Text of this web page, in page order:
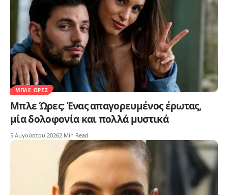
ΜΠΛΕ ΏΡΕΣ
Μπλε Ώρες: Ένας απαγορευμένος έρωτας,
μία δολοφονία και πολλά μυστικά
5 Αυγούστου 20262 Min Read